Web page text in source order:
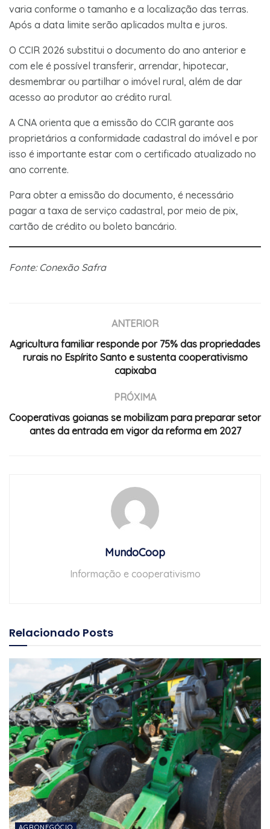
varia conforme o tamanho e a localização das terras.
Após a data limite serão aplicados multa e juros.
O CCIR 2026 substitui o documento do ano anterior e
com ele é possível transferir, arrendar, hipotecar,
desmembrar ou partilhar o imóvel rural, além de dar
acesso ao produtor ao crédito rural.
A CNA orienta que a emissão do CCIR garante aos
proprietários a conformidade cadastral do imóvel e por
isso é importante estar com o certificado atualizado no
ano corrente.
Para obter a emissão do documento, é necessário
pagar a taxa de serviço cadastral, por meio de pix,
cartão de crédito ou boleto bancário.
Fonte: Conexão Safra
ANTERIOR
Agricultura familiar responde por 75% das propriedades
rurais no Espírito Santo e sustenta cooperativismo
capixaba
PRÓXIMA
Cooperativas goianas se mobilizam para preparar setor
antes da entrada em vigor da reforma em 2027
MundoCoop
Informação e cooperativismo
Relacionado Posts
AGRONEGÓCIO